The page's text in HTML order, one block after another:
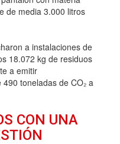
de media 3.000 litros
a instalaciones de
18.072 kg de residuos
a emitir
toneladas de CO₂ a
CON UNA